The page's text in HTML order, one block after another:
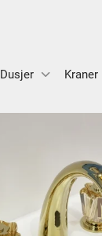
Dusjer Kraner